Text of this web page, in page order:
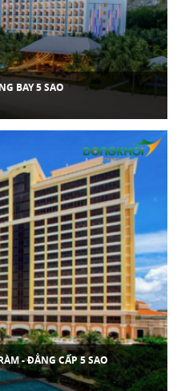
BAY 5 SAO
- ĐẲNG CẤP 5 SAO